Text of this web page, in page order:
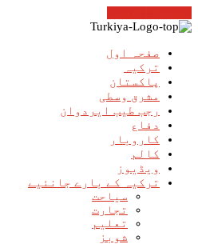
صفحہ اول
ترکیہ
پاکستان
مشرق وسطی
رجب طیب ایردوان
دفاع
کاروبار
کالم
ویڈیوز
ترکیہ کے بارے جانئیے
سیاحت
تجارت
تعلیم
شوبز